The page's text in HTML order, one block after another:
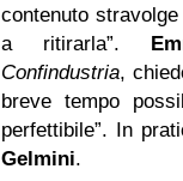
contenuto
a ritirarla”.
Confindustria,
breve tempo
perfettibile”. In
Gelmini.